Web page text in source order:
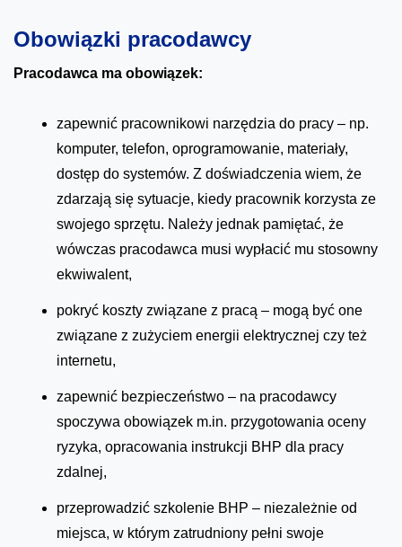
Obowiązki pracodawcy
Pracodawca ma obowiązek:
zapewnić pracownikowi narzędzia do pracy – np.
komputer, telefon, oprogramowanie, materiały,
dostęp do systemów. Z doświadczenia wiem, że
zdarzają się sytuacje, kiedy pracownik korzysta ze
swojego sprzętu. Należy jednak pamiętać, że
wówczas pracodawca musi wypłacić mu stosowny
ekwiwalent,
pokryć koszty związane z pracą – mogą być one
związane z zużyciem energii elektrycznej czy też
internetu,
zapewnić bezpieczeństwo – na pracodawcy
spoczywa obowiązek m.in. przygotowania oceny
ryzyka, opracowania instrukcji BHP dla pracy
zdalnej,
przeprowadzić szkolenie BHP – niezależnie od
miejsca, w którym zatrudniony pełni swoje